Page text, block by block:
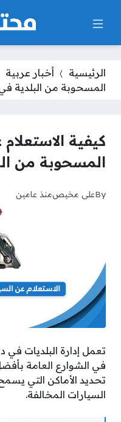
الرئيسية أخبار عربية
المسحوبة من البلدية
كيفية
المسحوبة من
Byعلي مخيصمنذ عامين
تعمل إدارة البلديات في
في الشوارع العامة
تحديد الأماكن التي
السيارات المخالفة.